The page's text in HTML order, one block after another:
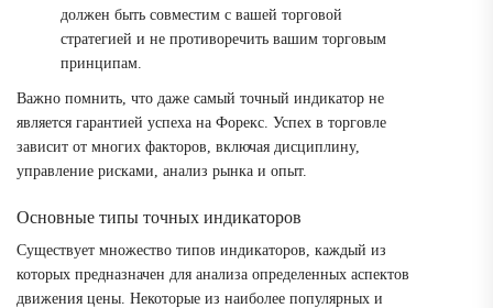
должен быть совместим с вашей торговой
стратегией и не противоречить вашим торговым
принципам.
Важно помнить, что даже самый точный индикатор не
является гарантией успеха на Форекс. Успех в торговле
зависит от многих факторов, включая дисциплину,
управление рисками, анализ рынка и опыт.
Основные типы точных индикаторов
Существует множество типов индикаторов, каждый из
которых предназначен для анализа определенных аспектов
движения цены. Некоторые из наиболее популярных и